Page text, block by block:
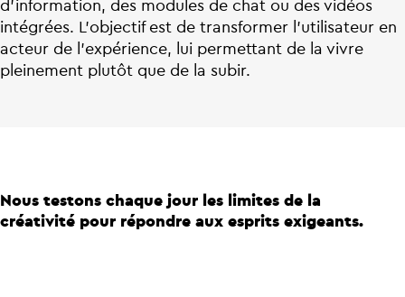
d’information, des modules de chat ou des vidéos
intégrées. L’objectif est de transformer l’utilisateur en
acteur de l’expérience, lui permettant de la vivre
pleinement plutôt que de la subir.
Nous testons chaque jour les limites de la
créativité pour répondre aux esprits exigeants.